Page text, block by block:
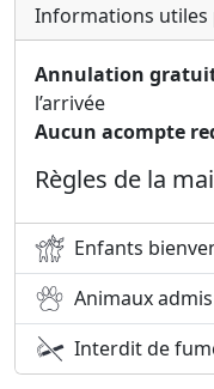
Informations
Annulation
l’arrivée
Aucun acompte
Règles de la
Enfants
Animaux
Interdit de